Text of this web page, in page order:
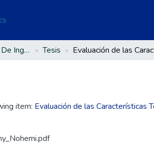
Escuela Profesional De Ingeniería Textil Y De Confecciones Tesis
item: Evaluación de las Características